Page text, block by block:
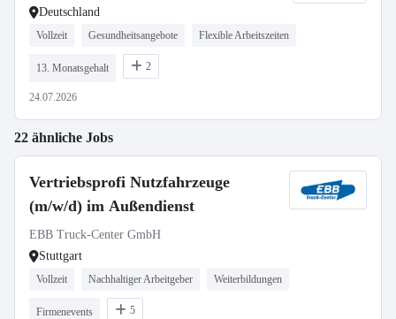
Deutschland
Vollzeit Gesundheitsangebote Flexible Arbeitszeiten
13. Monatsgehalt 2
24.07.2026
22 ähnliche Jobs
Vertriebsprofi Nutzfahrzeuge
(m/w/d) im Außendienst
EBB Truck-Center GmbH
Stuttgart
Vollzeit Nachhaltiger Arbeitgeber Weiterbildungen
Firmenevents 5